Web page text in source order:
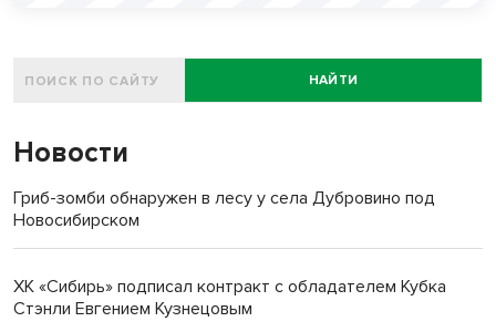
НАЙТИ
Новости
Гриб-зомби обнаружен в лесу у села Дубровино под
Новосибирском
ХК «Сибирь» подписал контракт с обладателем Кубка
Стэнли Евгением Кузнецовым